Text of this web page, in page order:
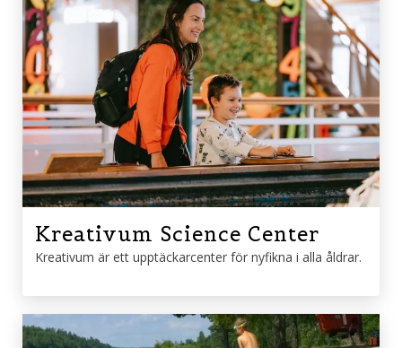
Kreativum Science Center
Kreativum är ett upptäckarcenter för nyfikna i alla åldrar.